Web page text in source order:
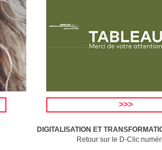
>>>
DIGITALISATION ET
Retour sur le D-Clic